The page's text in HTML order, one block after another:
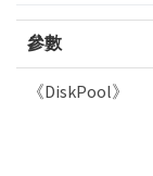
參數
《DiskPool》